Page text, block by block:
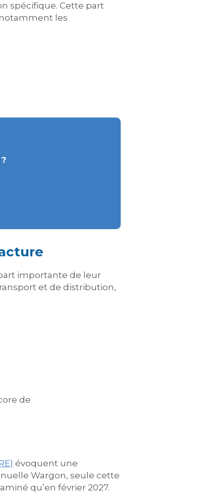
spécifique. Cette part
les
importante de leur
et de distribution,
de
évoquent une
Wargon, seule cette
qu’en février 2027.